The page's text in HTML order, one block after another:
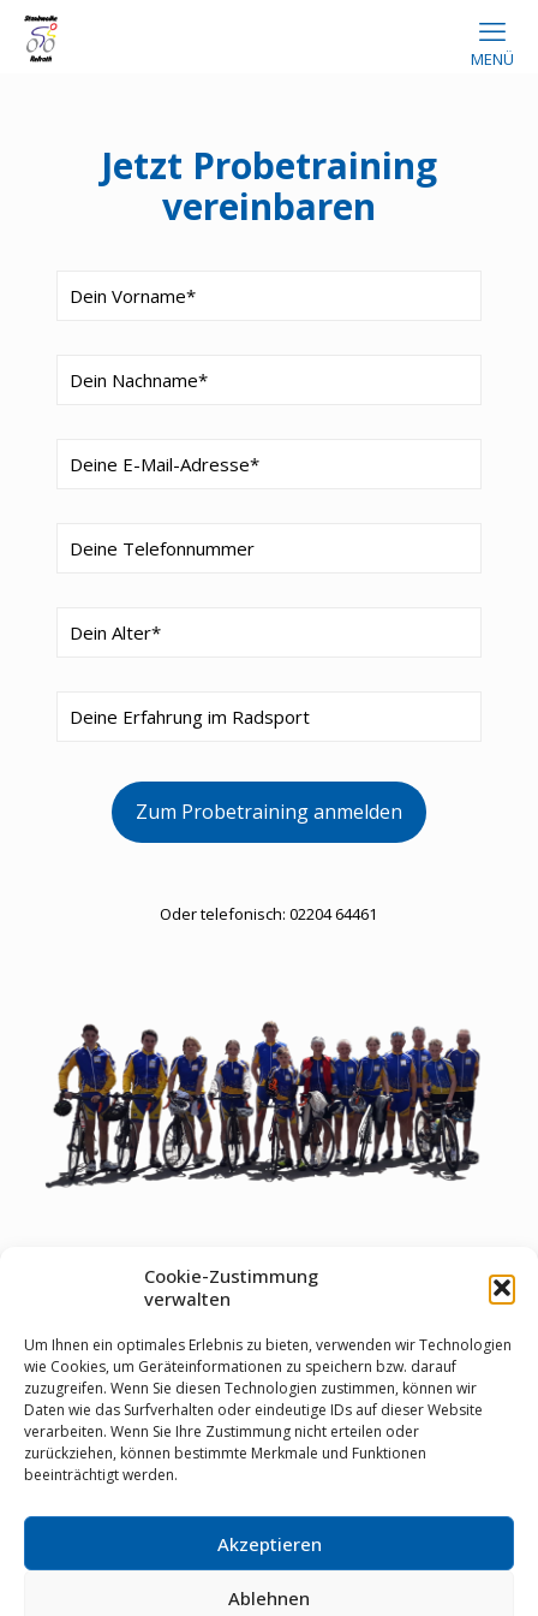
Cookie-Zustimmung
verwalten
Um Ihnen ein optimales Erlebnis zu bieten, verwenden wir Technologien
wie Cookies, um Geräteinformationen zu speichern bzw. darauf
zuzugreifen. Wenn Sie diesen Technologien zustimmen, können wir
Daten wie das Surfverhalten oder eindeutige IDs auf dieser Website
verarbeiten. Wenn Sie Ihre Zustimmung nicht erteilen oder
zurückziehen, können bestimmte Merkmale und Funktionen
beeinträchtigt werden.
Akzeptieren
Ablehnen
MENÜ
Jetzt Probetraining
vereinbaren
Oder telefonisch:02204 64461
verschaffe dir einen Eindruck
Hier geht's zur Vereins Historie
© RSV Staubwolke Refrath 1952 e.V. |
Cookie Richtlinie|Impressum|Mitglieder-Login|
02204
info@staubwolke-refrath.de